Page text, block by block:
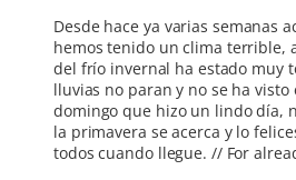
Desde hace ya varias semanas
hemos tenido un clima terrible,
del frío invernal ha estado muy
lluvias no paran y no se ha visto
domingo que hizo un lindo día,
la primavera se acerca y lo
todos cuando llegue. // For